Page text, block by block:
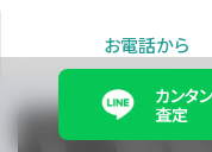
お電話から
カンタン
査定